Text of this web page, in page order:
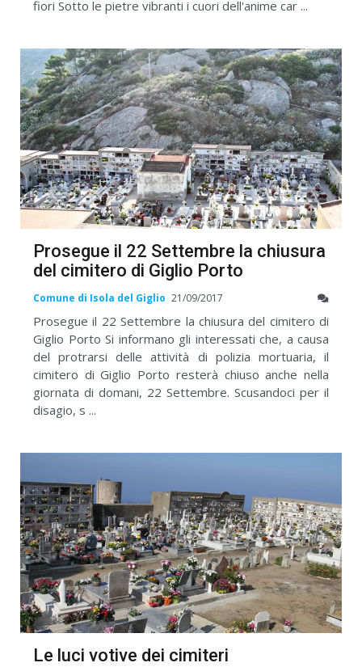
fiori Sotto le pietre vibranti i cuori dell'anime car ...
Prosegue il 22 Settembre la chiusura
del cimitero di Giglio Porto
Comune di Isola del Giglio 21/09/2017
Prosegue il 22 Settembre la chiusura del cimitero di
Giglio Porto Si informano gli interessati che, a causa
del protrarsi delle attività di polizia mortuaria, il
cimitero di Giglio Porto resterà chiuso anche nella
giornata di domani, 22 Settembre. Scusandoci per il
disagio, s ...
Le luci votive dei cimiteri